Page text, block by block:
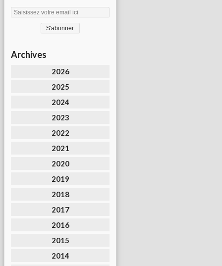
Archives
2026
2025
2024
2023
2022
2021
2020
2019
2018
2017
2016
2015
2014